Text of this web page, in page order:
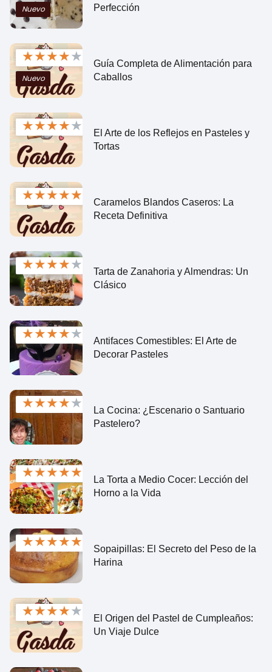
Nuevo
Perfección
★★★★★
Nuevo
Guía Completa de Alimentación para
Caballos
★★★★★
El Arte de los Reflejos en Pasteles y
Tortas
★★★★★
Caramelos Blandos Caseros: La
Receta Definitiva
★★★★★
Tarta de Zanahoria y Almendras: Un
Clásico
★★★★★
Antifaces Comestibles: El Arte de
Decorar Pasteles
★★★★★
La Cocina: ¿Escenario o Santuario
Pastelero?
★★★★★
La Torta a Medio Cocer: Lección del
Horno a la Vida
★★★★★
Sopaipillas: El Secreto del Peso de la
Harina
★★★★★
El Origen del Pastel de Cumpleaños:
Un Viaje Dulce